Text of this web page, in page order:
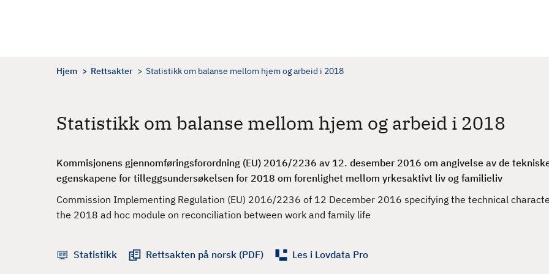
Hjem Rettsakter Statistikk om balanse mellom hjem og arbeid i 2018
Statistikk om balanse mellom hjem og arbeid i 2018
Kommisjonens gjennomføringsforordning (EU) 2016/2236 av 12. desember 2016 om angivelse av de
egenskapene for tilleggsundersøkelsen for 2018 om forenlighet mellom yrkesaktivt liv og familieliv
Commission Implementing Regulation (EU) 2016/2236 of 12 December 2016 specifying the technical
the 2018 ad hoc module on reconciliation between work and family life
Statistikk Rettsakten på norsk (PDF) Les i Lovdata Pro